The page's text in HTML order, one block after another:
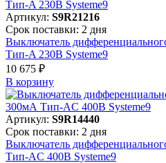
Артикул: S9R21216
Срок поставки: 2 дня
Выключатель
Тип-A 230В Systeme9
10 675 ₽
В корзинy
Артикул: S9R14440
Срок поставки: 2 дня
Выключатель
Тип-AC 400В Systeme9